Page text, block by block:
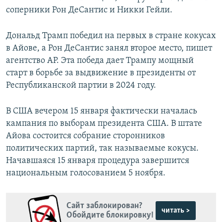
соперники Рон ДеСантис и Никки Гейли.
Дональд Трамп победил на первых в стране кокусах
в Айове, а Рон ДеСантис занял второе место, пишет
агентство АР. Эта победа дает Трампу мощный
старт в борьбе за выдвижение в президенты от
Республиканской партии в 2024 году.
В США вечером 15 января фактически началась
кампания по выборам президента США. В штате
Айова состоится собрание сторонников
политических партий, так называемые кокусы.
Начавшаяся 15 января процедура завершится
национальным голосованием 5 ноября.
Сайт заблокирован?
Обойдите блокировку!
читать >